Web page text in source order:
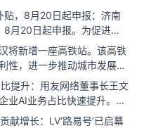
，8月20日起申报：济南
月20日起申报。为促进汽
将新增一座高铁站。该高铁
性，进一步推动城市发展。
提升：用友网络董事长王文
业AI业务占比快速提升。...
献增长：LV‘路易号’已启幕